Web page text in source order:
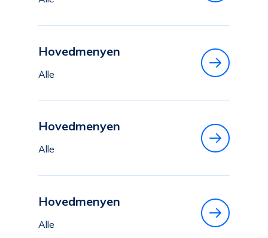
Hovedmenyen
Alle
Hovedmenyen
Alle
Hovedmenyen
Alle